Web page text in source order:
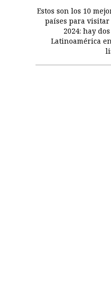
Estos son los 10
países para visitar
2024: hay
Latinoamérica